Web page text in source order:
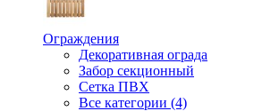
Ограждения
Декоративная ограда
Забор секционный
Сетка ПВХ
Все категории (4)